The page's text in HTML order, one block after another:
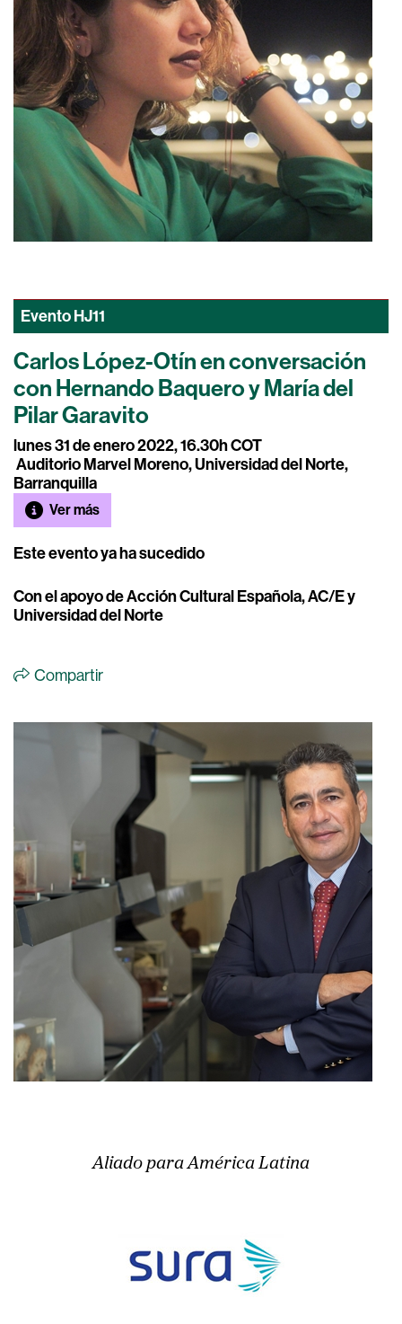
EventoHJ11
Carlos López-Otín en conversación
con Hernando Baquero y María del
Pilar Garavito
lunes 31 de enero 2022, 16.30h COT
Auditorio Marvel Moreno, Universidad del Norte,
Barranquilla
Ver más
Este evento ya ha sucedido
Con el apoyo de Acción Cultural Española, AC/E y
Universidad del Norte
Compartir
Aliado para América Latina